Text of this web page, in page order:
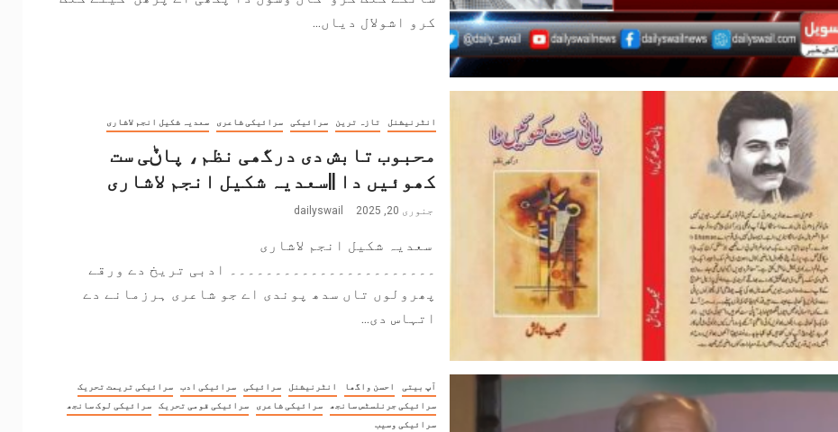
کرو اشولال دیاں...
انٹرنیشنل تازہ ترین سرائیکی سرائیکی شاعری سعدیہ شکیل انجم لاشاری
محبوب تابش دی درگھی نظم، پاݨی ست
کھوئیں دا ||سعدیہ شکیل انجم لاشاری
جنوری 20, 2025 dailyswail
سعدیہ شکیل انجم لاشاری
۔۔۔۔۔۔۔۔۔۔۔۔۔۔۔۔۔۔۔۔۔۔۔ ادبی تریخ دے ورقے
پھرولوں تاں سدھ پوندی اے جو شاعری ہرزمانے دے
اتہاس دی...
آپ بیتی احسن واگھا انٹرنیشنل سرائیکی سرائیکی ادب
سرائیکی تریمت تحریک
سرائیکی جرنلسٹس سانجھ
سرائیکی شاعری سرائیکی قومی تحریک
سرائیکی لوک سانجھ
سرائیکی وسیب